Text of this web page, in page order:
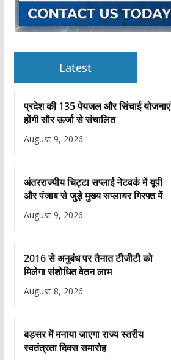
Latest
प्रदेश की 135 पेयजल और सिंचाई योजनाएं
होंगी सौर ऊर्जा से संचालित
August 9, 2026
अंतरराज्यीय चिट्टा सप्लाई नेटवर्क में यूपी
और पंजाब से जुड़े मुख्य सप्लायर गिरफ्त में
August 9, 2026
2016 से अनुबंध पर तैनात टीजीटी को
मिलेगा संशोधित वेतन लाभ
August 8, 2026
बड़सर में मनाया जाएगा राज्य स्तरीय
स्वतंत्रता दिवस समारोह